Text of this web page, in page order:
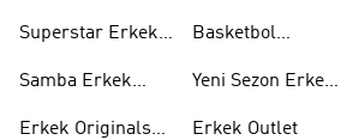
Superstar Erkek
Samba Erkek
Erkek Originals
Basketbol
Yeni Sezon Erkek
Erkek Outlet